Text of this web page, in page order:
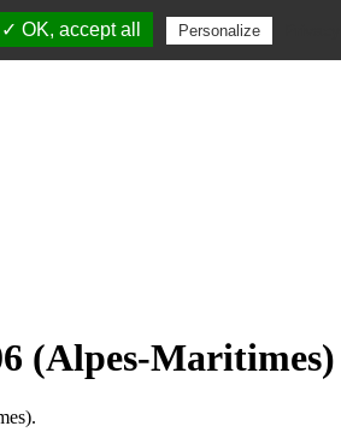
(Alpes-Maritimes)
✓ OK, accept all Personalize